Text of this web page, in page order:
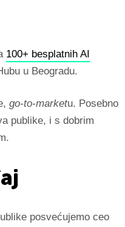
100+ besplatnih AI
u Beogradu.
go-to-marketu. Posebno
publike, i s dobrim
posvećujemo ceo